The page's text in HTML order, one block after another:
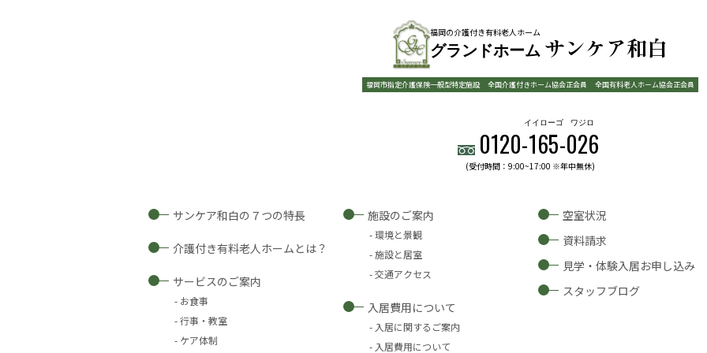
福岡の介護付き有料老人ホーム
グランドホーム サンケア和白
福岡市指定介護保険一般型特定施設 全国介護付きホーム協会正会員 全国有料老人ホーム協会正会員
0120-165
イイローゴ
-026
ワジロ
(受付時間：9:00~17:00 ※年中無休)
サンケア和白の７つの特長
介護付き有料老人ホームとは？
サービスのご案内
お食事
行事・教室
ケア体制
施設のご案内
環境と景観
施設と居室
交通アクセス
入居費用について
入居に関するご案内
入居費用について
空室状況
資料請求
見学・体験入居お申し込み
スタッフブログ